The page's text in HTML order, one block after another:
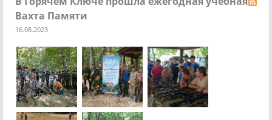
Вахта Памяти
16.08.2023